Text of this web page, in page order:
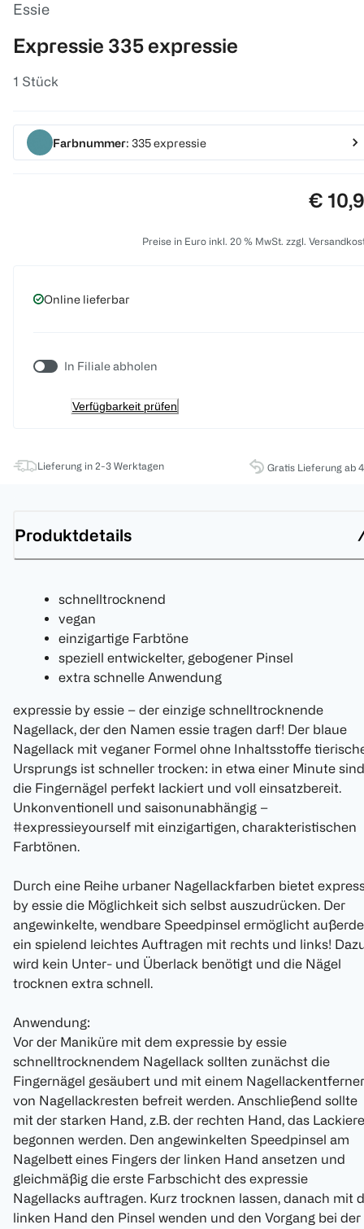
Essie
Expressie 335 expressie
1 Stück
Farbnummer: 335 expressie
Preis:
€
Preise in Euro inkl. 20 % MwSt. zzgl.
Online lieferbar
In Filiale abholen
Verfügbarkeit prüfen
Lieferung in 2-3 Werktagen Gratis Lieferung ab
Produktdetails
schnelltrocknend
vegan
einzigartige Farbtöne
speziell entwickelter, gebogener Pinsel
extra schnelle Anwendung
expressie by essie – der einzige schnelltrocknende
Nagellack, der den Namen essie tragen darf! Der blaue
Nagellack mit veganer Formel ohne Inhaltsstoffe
Ursprungs ist schneller trocken: in etwa einer Minute sind
die Fingernägel perfekt lackiert und voll einsatzbereit.
Unkonventionell und saisonunabhängig –
#expressieyourself mit einzigartigen, charakteristischen
Farbtönen.
Durch eine Reihe urbaner Nagellackfarben bietet
by essie die Möglichkeit sich selbst auszudrücken. Der
angewinkelte, wendbare Speedpinsel ermöglicht
ein spielend leichtes Auftragen mit rechts und links!
wird kein Unter- und Überlack benötigt und die Nägel
trocknen extra schnell.
Anwendung:
Vor der Maniküre mit dem expressie by essie
schnelltrocknendem Nagellack sollten zunächst die
Fingernägel gesäubert und mit einem Nagellackentferner
von Nagellackresten befreit werden. Anschließend sollte
mit der starken Hand, z.B. der rechten Hand, das
begonnen werden. Den angewinkelten Speedpinsel am
Nagelbett eines Fingers der linken Hand ansetzen und
gleichmäßig die erste Farbschicht des expressie
Nagellacks auftragen. Kurz trocknen lassen, danach mit
linken Hand den Pinsel wenden und den Vorgang bei der